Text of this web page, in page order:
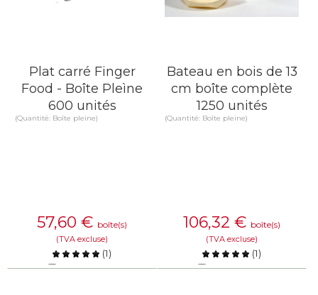
Plat carré Finger
Food - Boîte Pleìne
600 unités
(Quantité: Boîte pleine)
57,60 € boîte(s)
(TVA excluse)
(1)
Comparer
Bateau en bois de 13
cm boîte complète
1250 unités
(Quantité: Boîte pleine)
106,32 € boîte(s)
(TVA excluse)
(1)
Comparer